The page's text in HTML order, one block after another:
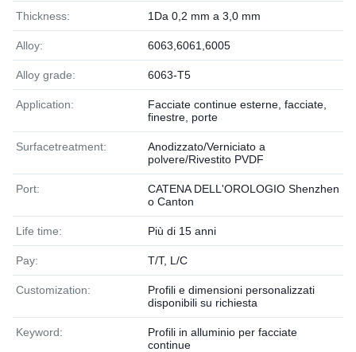
Thickness: 1Da 0,2 mm a 3,0 mm
Alloy: 6063,6061,6005
Alloy grade: 6063-T5
Application:
Facciate continue esterne, facciate,
finestre, porte
Surfacetreatment:
Anodizzato/Verniciato a
polvere/Rivestito PVDF
Port:
CATENA DELL'OROLOGIO Shenzhen
o Canton
Life time: Più di 15 anni
Pay: T/T, L/C
Customization:
Profili e dimensioni personalizzati
disponibili su richiesta
Keyword:
Profili in alluminio per facciate
continue